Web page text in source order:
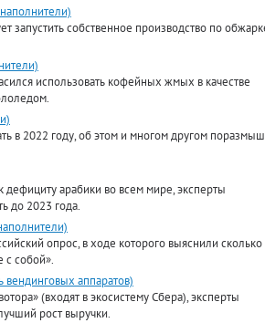
запустить собственное производство по
использовать кофейных жмых в качестве
в 2022 году, об этом и многом другом
арабики во всем мире, эксперты
до 2023 года.
опрос, в ходе которого выяснили сколько
с собой».
аппаратов)
(входят в экосистему Сбера), эксперты
рост выручки.